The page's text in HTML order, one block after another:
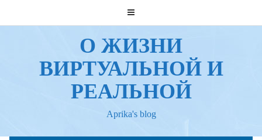
к
О ЖИЗНИ
ВИРТУАЛЬНОЙ И
РЕАЛЬНОЙ
Aprika's blog